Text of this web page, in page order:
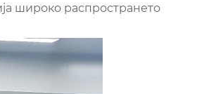
широко распространето